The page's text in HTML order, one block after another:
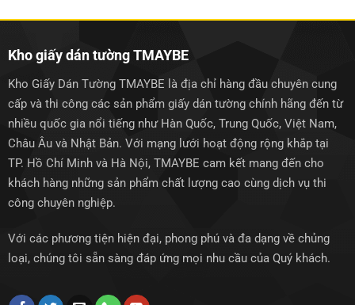
Kho giấy dán tường TMAYBE
Kho Giấy Dán Tường TMAYBE là địa chỉ hàng đầu chuyên cung
cấp và thi công các sản phẩm giấy dán tường chính hãng đến từ
nhiều quốc gia nổi tiếng như Hàn Quốc, Trung Quốc, Việt Nam,
Châu Âu và Nhật Bản. Với mạng lưới hoạt động rộng khắp tại
TP. Hồ Chí Minh và Hà Nội, TMAYBE cam kết mang đến cho
khách hàng những sản phẩm chất lượng cao cùng dịch vụ thi
công chuyên nghiệp.
Với các phương tiện hiện đại, phong phú và đa dạng về chủng
loại, chúng tôi sẵn sàng đáp ứng mọi nhu cầu của Quý khách.